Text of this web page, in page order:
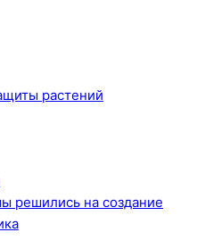
растений
решились на создание